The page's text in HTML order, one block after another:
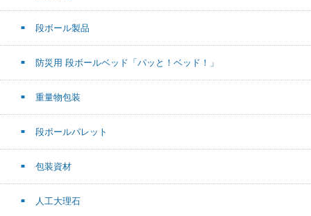
段ボール製品
防災用 段ボールベッド「パッと！ベッド！」
重量物包装
段ボールパレット
包装資材
人工大理石